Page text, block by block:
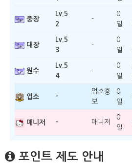
중장
Lv.5
2
-
0
일
대장
Lv.5
3
-
0
일
원수
Lv.5
4
-
0
일
업소 -
업소홍
보
0
일
매니저 - 매니저
0
일
포인트 제도 안내